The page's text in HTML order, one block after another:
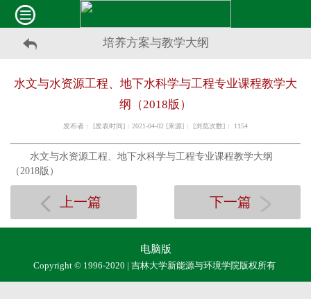
培养方案与教学大纲
水文与水资源工程、地下水科学与工程专业课程教学大
纲（2018版）
发布者： [发表时间]：2021-04-02 [来源]： [浏览次数]： 1154
水文与水资源工程、地下水科学与工程专业课程教学大纲
（2018版）
上一篇 下一篇
电脑版
Copyright © 1996-2020 | 吉林大学新能源与环境学院版权所有